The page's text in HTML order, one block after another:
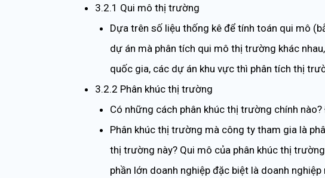
3.2.1 Qui mô thị trường
Dựa trên số liệu thống kê để tính toán qui mô
dự án mà phân tích qui mô thị trường khác
quốc gia, các dự án khu vực thì phân tích thị
3.2.2 Phân khúc thị trường
Có những cách phân khúc thị trường chính
Phân khúc thị trường mà công ty tham gia là
thị trường này? Qui mô của phân khúc thị
phần lớn doanh nghiệp đặc biệt là doanh